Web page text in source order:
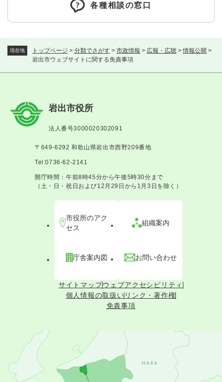
現在地 トップページ > 分類でさがす > 市政情報 > 広報・広聴 >情報公開 >
岩出市ウェブサイトに関する免責事項
各種相談の窓口
岩出市役所
法人番号3000020302091
〒649-6292 和歌山県岩出市西野209番地
Tel:0736-62-2141
開庁時間：午前8時45分から午後5時30分まで
（土・日・祝日および12月29日から1月3日を除く）
市役所のアク
セス
組織案内
庁舎案内図 お問い合わせ
サイトマップウェブアクセシビリティ
個人情報の取扱い リンク・著作権
免責事項